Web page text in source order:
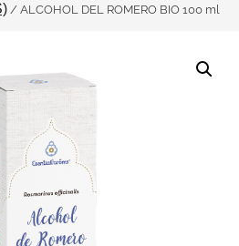
/ ALCOHOL DEL ROMERO BIO 100 ml